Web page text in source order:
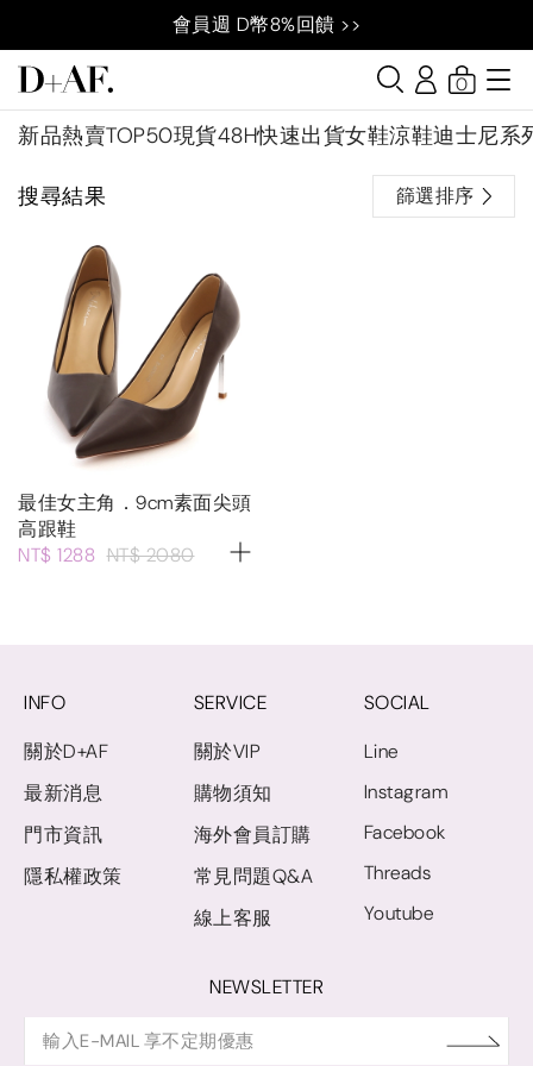
會員週 D幣8%回饋 >>
新品熱賣TOP50現貨48H快速出貨女鞋涼鞋迪士尼系
0
搜尋結果 篩選排序
最佳女主角．9cm素面尖頭
高跟鞋
NT$ 1288 NT$ 2080
INFO
關於D+AF
最新消息
門市資訊
隱私權政策
SERVICE
關於VIP
購物須知
海外會員訂購
常見問題Q&A
線上客服
SOCIAL
Line
Instagram
Facebook
Threads
Youtube
NEWSLETTER